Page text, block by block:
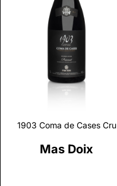
1903 Coma de Cases Cru
Mas Doix
Discover